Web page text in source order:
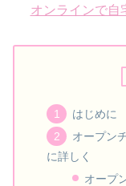
オンラインで自
はじめに
オープン
に詳しく
オープ